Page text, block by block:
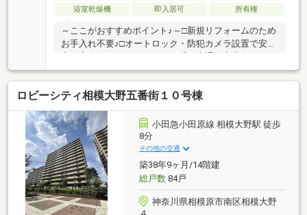
浴室乾燥機
即入居可 所有権
～ここがおすすめポイント♪～□新規リフォームのため
お手入れ不要♪□オートロック・防犯カメラ設置で安
の好立地♪□駐車場専用使用権1台分あります♪□ペット
可物件♪（室内で飼育する犬又は猫1頭まで）【創業42
周年の実績】この地域に特化して42年間の実績がある
からこその、物件情報があります。スタッフ40名でお
客様がご覧になったことのない情報を多数ご用意して
おります。※自己資金を使いたくない※現在、他のロー
ンを組んでいるけど大丈夫かな等お気軽に下記までご
連絡ください。☆フリーダイヤル：0120-12-7417
ロビーシティ相模大野五番街１０号棟
小田急小田原線 相模大野駅 徒歩
8分
その他の交通
築38年9ヶ月/14階建
総戸数84戸
神奈川県相模原市南区相模大野